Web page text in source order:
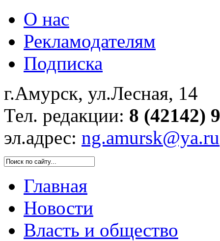
О нас
Рекламодателям
Подписка
г.Амурск, ул.Лесная, 14
Тел. редакции: 8 (42142)
эл.адрес: ng.amursk@ya.ru
Главная
Новости
Власть и общество